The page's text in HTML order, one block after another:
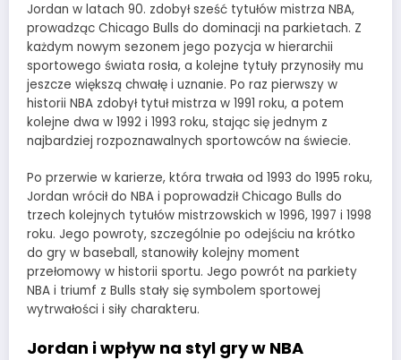
Jordan w latach 90. zdobył sześć tytułów mistrza NBA,
prowadząc Chicago Bulls do dominacji na parkietach. Z
każdym nowym sezonem jego pozycja w hierarchii
sportowego świata rosła, a kolejne tytuły przynosiły mu
jeszcze większą chwałę i uznanie. Po raz pierwszy w
historii NBA zdobył tytuł mistrza w 1991 roku, a potem
kolejne dwa w 1992 i 1993 roku, stając się jednym z
najbardziej rozpoznawalnych sportowców na świecie.
Po przerwie w karierze, która trwała od 1993 do 1995 roku,
Jordan wrócił do NBA i poprowadził Chicago Bulls do
trzech kolejnych tytułów mistrzowskich w 1996, 1997 i 1998
roku. Jego powroty, szczególnie po odejściu na krótko
do gry w baseball, stanowiły kolejny moment
przełomowy w historii sportu. Jego powrót na parkiety
NBA i triumf z Bulls stały się symbolem sportowej
wytrwałości i siły charakteru.
Jordan i wpływ na styl gry w NBA